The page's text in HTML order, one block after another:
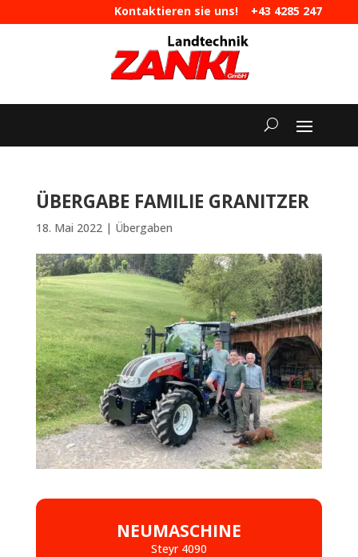
Kontaktieren sie uns! +43 4285 247
|maschinen@landtechnik-zankl.at
ÜBERGABE FAMILIE GRANITZER
18. Mai 2022| Übergaben
NEUMASCHINE
Steyr 4090